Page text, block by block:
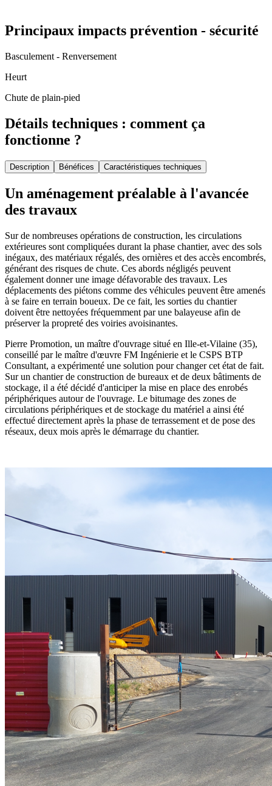
Principaux impacts prévention - sécurité
Basculement - Renversement
Heurt
Chute de plain-pied
Détails techniques : comment ça
fonctionne ?
Description Bénéfices Caractéristiques techniques
Un aménagement préalable à l'avancée
des travaux
Sur de nombreuses opérations de construction, les circulations
extérieures sont compliquées durant la phase chantier, avec des sols
inégaux, des matériaux régalés, des ornières et des accès encombrés,
générant des risques de chute. Ces abords négligés peuvent
également donner une image défavorable des travaux. Les
déplacements des piétons comme des véhicules peuvent être amenés
à se faire en terrain boueux. De ce fait, les sorties du chantier
doivent être nettoyées fréquemment par une balayeuse afin de
préserver la propreté des voiries avoisinantes.
Pierre Promotion, un maître d'ouvrage situé en Ille-et-Vilaine (35),
conseillé par le maître d'œuvre FM Ingénierie et le CSPS BTP
Consultant, a expérimenté une solution pour changer cet état de fait.
Sur un chantier de construction de bureaux et de deux bâtiments de
stockage, il a été décidé d'anticiper la mise en place des enrobés
périphériques autour de l'ouvrage. Le bitumage des zones de
circulations périphériques et de stockage du matériel a ainsi été
effectué directement après la phase de terrassement et de pose des
réseaux, deux mois après le démarrage du chantier.